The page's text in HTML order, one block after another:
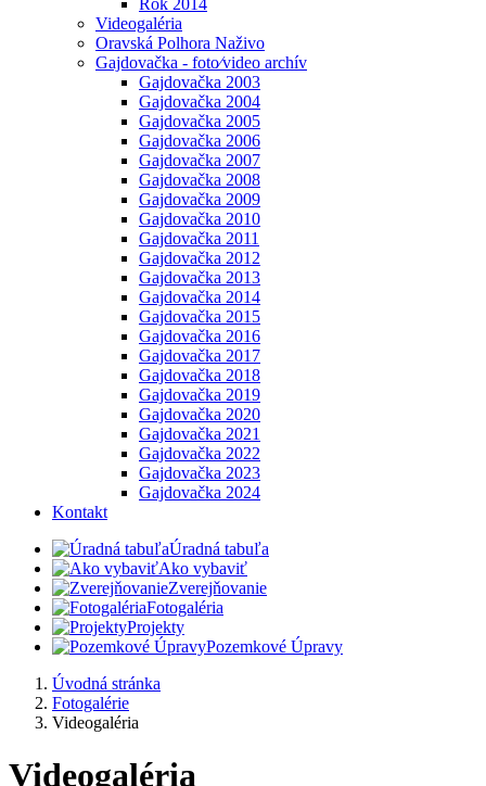
Rok 2014
Videogaléria
Oravská Polhora Naživo
Gajdovačka - foto⁄video archív
Gajdovačka 2003
Gajdovačka 2004
Gajdovačka 2005
Gajdovačka 2006
Gajdovačka 2007
Gajdovačka 2008
Gajdovačka 2009
Gajdovačka 2010
Gajdovačka 2011
Gajdovačka 2012
Gajdovačka 2013
Gajdovačka 2014
Gajdovačka 2015
Gajdovačka 2016
Gajdovačka 2017
Gajdovačka 2018
Gajdovačka 2019
Gajdovačka 2020
Gajdovačka 2021
Gajdovačka 2022
Gajdovačka 2023
Gajdovačka 2024
Kontakt
Úradná tabuľa
Ako vybaviť
Zverejňovanie
Fotogaléria
Projekty
Pozemkové Úpravy
Úvodná stránka
Fotogalérie
Videogaléria
Videogaléria